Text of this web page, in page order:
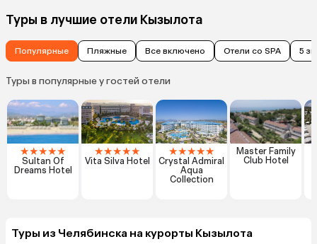
Туры в лучшие отели Кызылота
Популярные Пляжные Все включено Отели со SPA 5
Туры в популярные у гостей отели
★★★★★
Sultan Of
Dreams Hotel
★★★★★
Vita Silva Hotel
★★★★★
Crystal Admiral
Aqua
Collection
Master Family
Club Hotel
Туры из Челябинска на курорты Кызылота